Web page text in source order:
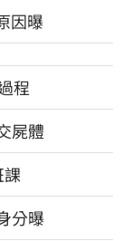
因曝
程
屍體
分曝